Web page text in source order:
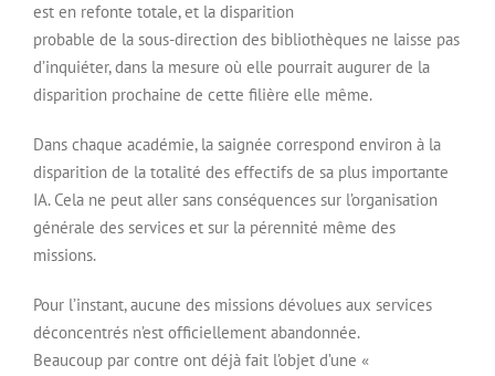
est en refonte totale, et la disparition
probable de la sous-direction des bibliothèques ne laisse pas
d’inquiéter, dans la mesure où elle pourrait augurer de la
disparition prochaine de cette filière elle même.
Dans chaque académie, la saignée correspond environ à la
disparition de la totalité des effectifs de sa plus importante
IA. Cela ne peut aller sans conséquences sur l’organisation
générale des services et sur la pérennité même des
missions.
Pour l’instant, aucune des missions dévolues aux services
déconcentrés n’est officiellement abandonnée.
Beaucoup par contre ont déjà fait l’objet d’une «